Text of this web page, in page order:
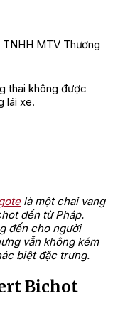
TNHH MTV Thương
thai không được
lái xe.
là một chai vang
đến từ Pháp.
đến cho người
vẫn không kém
biệt đặc trưng.
Bichot